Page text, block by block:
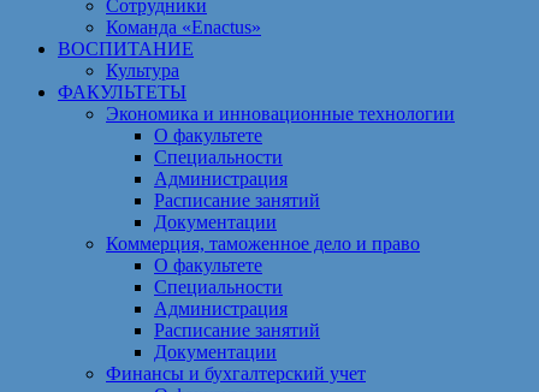
Сотрудники
Команда «Enactus»
ВОСПИТАНИЕ
Культура
ФАКУЛЬТЕТЫ
Экономика и инновационные технологии
О факультете
Специальности
Администрация
Расписание занятий
Документации
Коммерция, таможенное дело и право
О факультете
Специальности
Администрация
Расписание занятий
Документации
Финансы и бухгалтерский учет